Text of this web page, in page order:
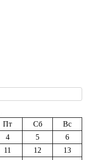
Пт Сб
Вс
4 5
6
11 12
13